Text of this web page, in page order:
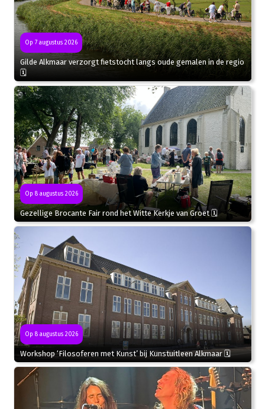
Op 7 augustus 2026
Gilde Alkmaar verzorgt fietstocht langs oude gemalen in de regio
🗓
Op 8 augustus 2026
Gezellige Brocante Fair rond het Witte Kerkje van Groet 🗓
Op 8 augustus 2026
Workshop ‘Filosoferen met Kunst’ bij Kunstuitleen Alkmaar 🗓